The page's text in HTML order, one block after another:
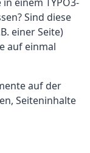
Sind diese
einer Seite)
auf einmal
auf der
Seiteninhalte